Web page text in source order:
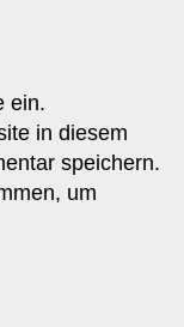
ein.
in diesem
speichern.
um